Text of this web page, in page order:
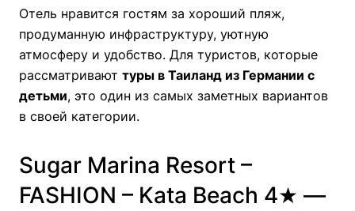
Отель нравится гостям за хороший пляж,
продуманную инфраструктуру, уютную
атмосферу и удобство. Для туристов, которые
рассматривают туры в Таиланд из Германии с
детьми, это один из самых заметных вариантов
в своей категории.
Sugar Marina Resort –
FASHION – Kata Beach 4★ —